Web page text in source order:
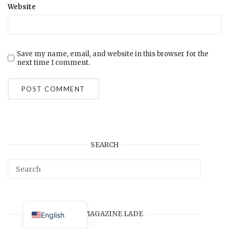
Website
Save my name, email, and website in this browser for the
next time I comment.
SEARCH
WEB MAGAZINE LADE
English